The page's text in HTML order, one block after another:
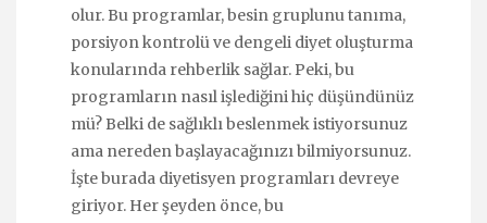
olur. Bu programlar, besin gruplunu tanıma,
porsiyon kontrolü ve dengeli diyet oluşturma
konularında rehberlik sağlar. Peki, bu
programların nasıl işlediğini hiç düşündünüz
mü? Belki de sağlıklı beslenmek istiyorsunuz
ama nereden başlayacağınızı bilmiyorsunuz.
İşte burada diyetisyen programları devreye
giriyor. Her şeyden önce, bu